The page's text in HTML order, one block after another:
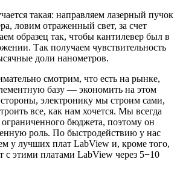
такая: направляем лазерный пучок
ловим отраженный свет, за счет
образец так, чтобы кантилевер был в
Так получаем чувствительность
доли нанометров.
смотрим, что есть на рынке,
базу — экономить на этом
электронику мы строим сами,
все, как нам хочется. Мы всегда
ограниченного бюджета, поэтому он
роль. По быстродействию у нас
у лучших плат LabView и, кроме того,
с этими платами LabView через 5−10